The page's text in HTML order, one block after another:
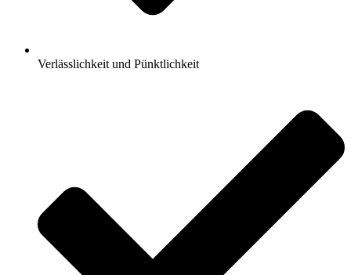
Verlässlichkeit und Pünktlichkeit